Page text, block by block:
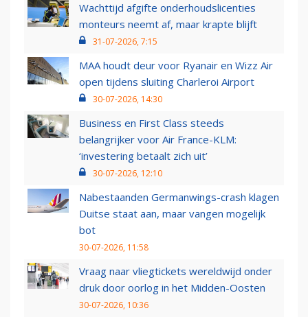
Wachttijd afgifte onderhoudslicenties
monteurs neemt af, maar krapte blijft
31-07-2026, 7:15
MAA houdt deur voor Ryanair en Wizz Air
open tijdens sluiting Charleroi Airport
30-07-2026, 14:30
Business en First Class steeds
belangrijker voor Air France-KLM:
‘investering betaalt zich uit’
30-07-2026, 12:10
Nabestaanden Germanwings-crash klagen
Duitse staat aan, maar vangen mogelijk
bot
30-07-2026, 11:58
Vraag naar vliegtickets wereldwijd onder
druk door oorlog in het Midden-Oosten
30-07-2026, 10:36